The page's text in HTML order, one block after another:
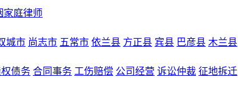
家庭律师
城市 尚志市 五常市 依兰县 方正县 宾县 巴彦县 木兰县
债务 合同事务 工伤赔偿 公司经营 诉讼仲裁 征地拆迁